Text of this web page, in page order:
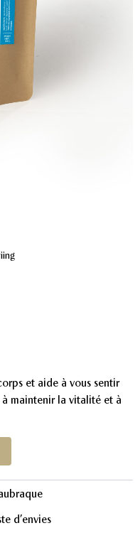
et aide à vous sentir
maintenir la vitalité et à
d’envies